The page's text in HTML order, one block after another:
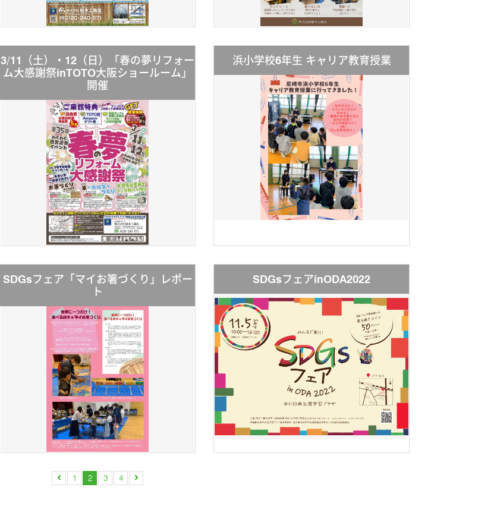
3/11（土）・12（日）「春の夢リフォー
ム大感謝祭inTOTO大阪ショールーム」
開催
浜小学校6年生 キャリア教育授業
SDGsフェア「マイお箸づくり」レポー
ト
SDGsフェアinODA2022
1 2 3 4